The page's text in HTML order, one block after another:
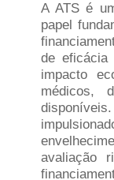
A ATS é
papel
de eficácia
impacto
médicos,
avaliação